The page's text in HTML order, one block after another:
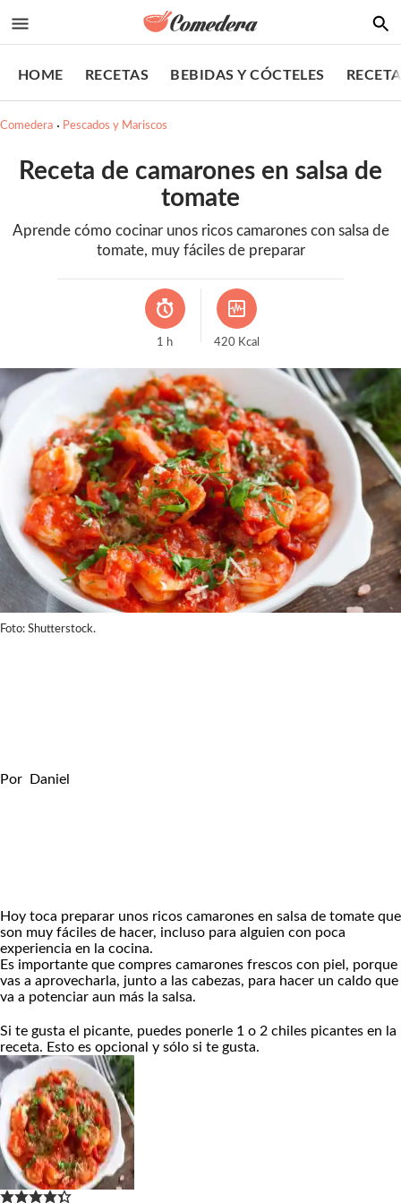
HOME RECETAS BEBIDAS Y CÓCTELES
Comedera Pescados y Mariscos
Receta de camarones en salsa de
tomate
Aprende cómo cocinar unos ricos camarones con salsa de
tomate, muy fáciles de preparar
1 h 420 Kcal
Foto: Shutterstock.
Por Daniel
Hoy toca preparar unos ricos camarones en salsa de tomate que
son muy fáciles de hacer, incluso para alguien con poca
experiencia en la cocina.
Es importante que compres camarones frescos con piel, porque
vas a aprovecharla, junto a las cabezas, para hacer un caldo que
va a potenciar aun más la salsa.
Si te gusta el picante, puedes ponerle 1 o 2 chiles picantes en la
receta. Esto es opcional y sólo si te gusta.